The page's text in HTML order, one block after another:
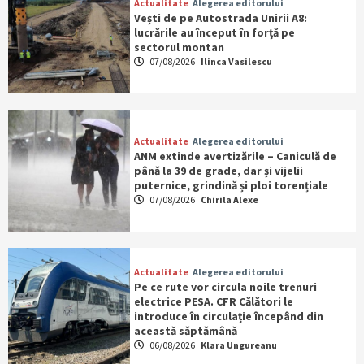
Actualitate Alegerea editorului
Vești de pe Autostrada Unirii A8:
lucrările au început în forță pe
sectorul montan
07/08/2026 Ilinca Vasilescu
Actualitate Alegerea editorului
ANM extinde avertizările – Caniculă de
până la 39 de grade, dar și vijelii
puternice, grindină și ploi torențiale
07/08/2026 Chirila Alexe
Actualitate Alegerea editorului
Pe ce rute vor circula noile trenuri
electrice PESA. CFR Călători le
introduce în circulație începând din
această săptămână
06/08/2026 Klara Ungureanu